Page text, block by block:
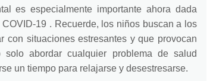
es especialmente importante ahora dada
19 . Recuerde, los niños buscan a los
con situaciones estresantes y que provocan
solo abordar cualquier problema de salud
un tiempo para relajarse y desestresarse.